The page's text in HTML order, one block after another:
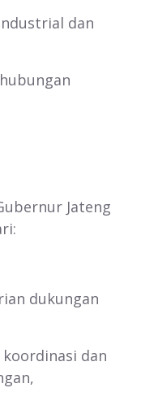
dan
Jateng
dukungan
dan